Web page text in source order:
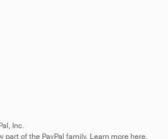
Inc.
part of the PayPal family. Learn more here.